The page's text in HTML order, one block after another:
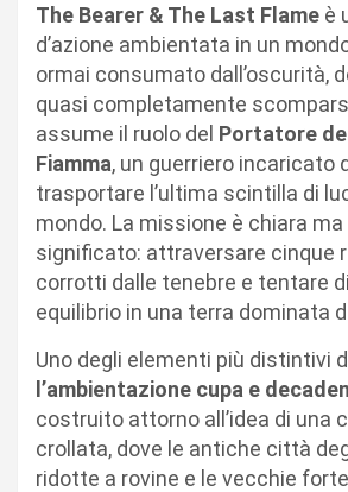
The Bearer & The Last Flame è
d’azione ambientata in un
ormai consumato dall’oscurità,
quasi completamente
assume il ruolo del Portatore
Fiamma, un guerriero incaricato
trasportare l’ultima scintilla di
mondo. La missione è chiara
significato: attraversare cinque
corrotti dalle tenebre e tentare
equilibrio in una terra dominata
Uno degli elementi più distintivi
l’ambientazione cupa e
costruito attorno all’idea di una
crollata, dove le antiche città
ridotte a rovine e le vecchie